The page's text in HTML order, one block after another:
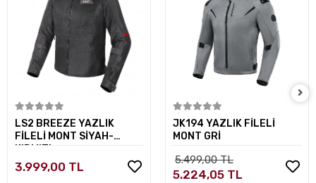
Sepete Ekle
LS2 BREEZE YAZLIK
FİLELİ MONT SİYAH-
KIRMIZI
3.999,00 TL
Sepete Ekle
JK194 YAZLIK FİLELİ
MONT GRİ
5.499,00 TL
5.224,05 TL